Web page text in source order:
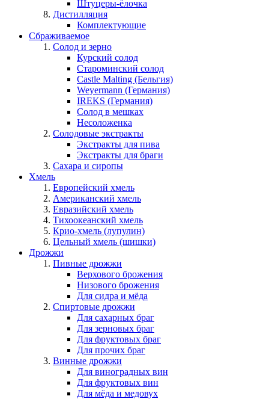
Штуцеры-ёлочка
Дистилляция
Комплектующие
Сбраживаемое
Солод и зерно
Курский солод
Староминский солод
Castle Malting (Бельгия)
Weyermann (Германия)
IREKS (Германия)
Солод в мешках
Несоложенка
Солодовые экстракты
Экстракты для пива
Экстракты для браги
Сахара и сиропы
Хмель
Европейский хмель
Американский хмель
Евразийский хмель
Тихоокеанский хмель
Крио-хмель (лупулин)
Цельный хмель (шишки)
Дрожжи
Пивные дрожжи
Верхового брожения
Низового брожения
Для сидра и мёда
Спиртовые дрожжи
Для сахарных браг
Для зерновых браг
Для фруктовых браг
Для прочих браг
Винные дрожжи
Для виноградных вин
Для фруктовых вин
Для мёда и медовух